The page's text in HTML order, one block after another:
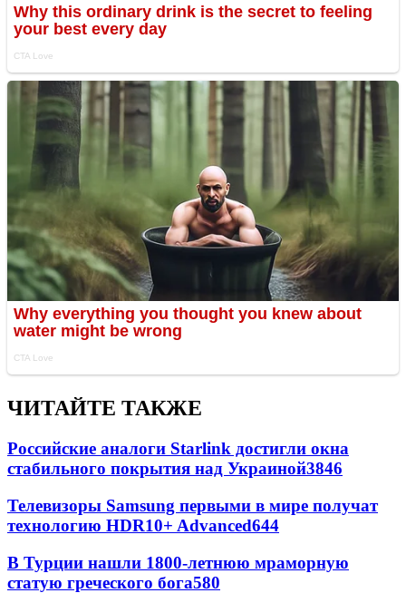
ЧИТАЙТЕ ТАКЖЕ
Российские аналоги Starlink достигли окна
стабильного покрытия над Украиной3846
Телевизоры Samsung первыми в мире получат
технологию HDR10+ Advanced644
В Турции нашли 1800-летнюю мраморную
статую греческого бога580